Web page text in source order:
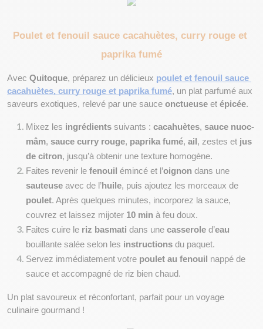
Poulet et fenouil sauce cacahuètes, curry rouge et
paprika fumé
Avec Quitoque, préparez un délicieux poulet et fenouil sauce
cacahuètes, curry rouge et paprika fumé, un plat parfumé aux
saveurs exotiques, relevé par une sauce onctueuse et épicée.
Mixez les ingrédients suivants : cacahuètes, sauce nuoc-
mâm, sauce curry rouge, paprika fumé, ail , zestes et jus
de citron, jusqu’à obtenir une texture homogène.
Faites revenir le fenouil émincé et l’oignon
sauteuse avec de l’huile
poulet. Après quelques minutes, incorporez la sauce,
couvrez et laissez mijoter 10 min à feu doux.
Faites cuire le riz basmati dans une casserole d’eau
bouillante salée selon les instructions du paquet.
Servez immédiatement votre poulet au fenouil
nappé de
sauce et accompagné de riz bien chaud.
Un plat savoureux et réconfortant, parfait pour un voyage
culinaire gourmand !